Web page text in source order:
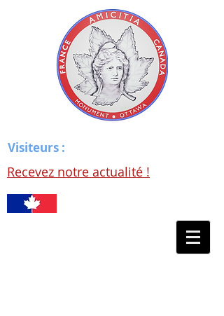
Visiteurs :
Recevez notre actualité !